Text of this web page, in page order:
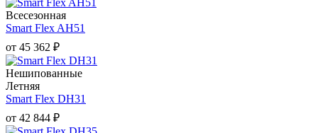
Всесезонная
Smart Flex AH51
от 45 362 ₽
Нешипованные
Летняя
Smart Flex DH31
от 42 844 ₽